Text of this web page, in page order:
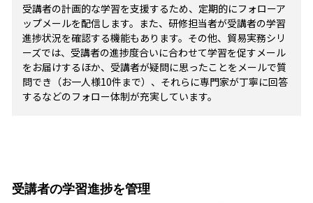
受講者の計画的な学習を支援するため、定期的にフォローア
ップメールを配信します。また、研修担当者が受講者の学習
進捗状況を確認する機能もあります。その他、貿易実務シリ
ーズでは、受講者の進捗度合いに合わせて学習を促すメール
をお届けするほか、受講者が疑問に思ったことをメールで質
問でき（お一人様10件まで）、それらに専門家が丁寧に回答
するなどのフォロー体制が充実しています。
受講者の学習進捗を管理